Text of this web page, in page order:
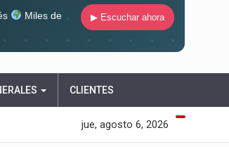
Miles de
▶ Escuchar ahora
CLIENTES
jue, agosto 6, 2026